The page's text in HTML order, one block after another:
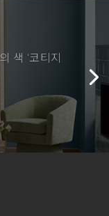
색 ‘코티지